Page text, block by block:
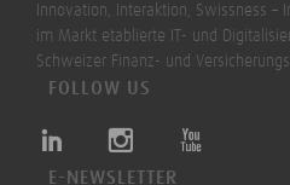
Innovation, Interaktion, Swissness –
im Markt etablierte IT- und
Schweizer Finanz- und
FOLLOW US
E-NEWSLETTER